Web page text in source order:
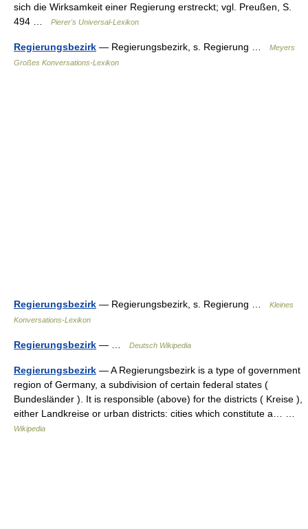
sich die Wirksamkeit einer Regierung erstreckt; vgl. Preußen, S.
494 …
Pierer's Universal-Lexikon
Regierungsbezirk — Regierungsbezirk, s. Regierung …
Meyers
Großes Konversations-Lexikon
Regierungsbezirk — Regierungsbezirk, s. Regierung …
Kleines
Konversations-Lexikon
Regierungsbezirk — … Deutsch Wikipedia
Regierungsbezirk — A Regierungsbezirk is a type of government
region of Germany, a subdivision of certain federal states (
Bundesländer ). It is responsible (above) for the districts ( Kreise ),
either Landkreise or urban districts: cities which constitute a… …
Wikipedia